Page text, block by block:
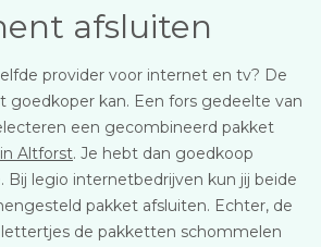
afsluiten
provider voor internet en tv? De
goedkoper kan. Een fors gedeelte van
een gecombineerd pakket
Altforst. Je hebt dan goedkoop
Bij legio internetbedrijven kun jij beide
pakket afsluiten. Echter, de
de pakketten schommelen